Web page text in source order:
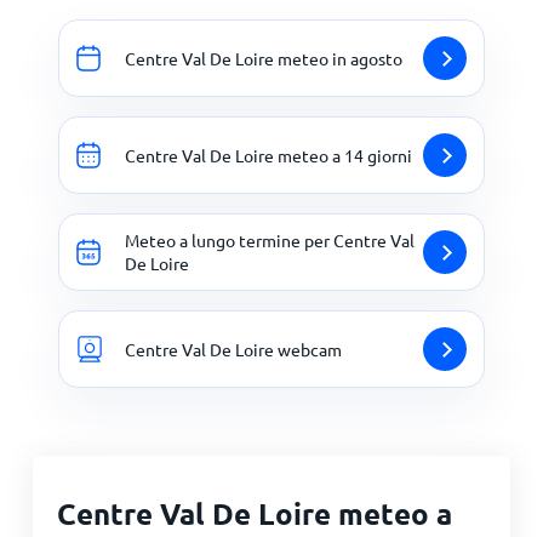
Centre Val De Loire meteo in agosto
Centre Val De Loire meteo a 14 giorni
Meteo a lungo termine per Centre Val
De Loire
Centre Val De Loire webcam
Centre Val De Loire meteo a